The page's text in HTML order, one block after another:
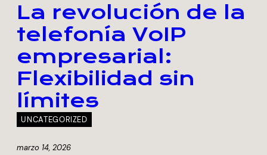
La revolución de la
telefonía VoIP
empresarial:
Flexibilidad sin
límites
UNCATEGORIZED
marzo 14, 2026